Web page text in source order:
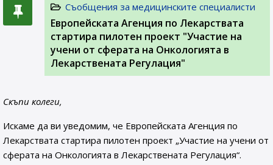
Съобщения за медицинските специалисти
Европейската Агенция по Лекарствата
стартира пилотен проект "Участие на
учени от сферата на Онкологията в
Лекарствената Регулация"
Скъпи колеги,
Искаме да ви уведомим, че Европейската Агенция по
Лекарствата стартира пилотен проект „Участие на учени от
сферата на Онкологията в Лекарствената Регулация“.